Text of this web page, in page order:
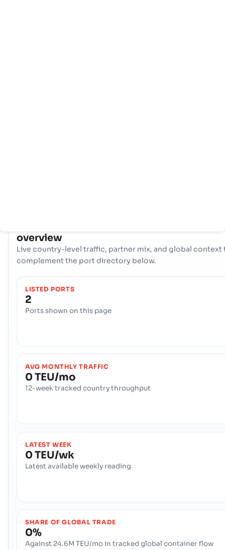
overview
Live country-level traffic, partner mix, and global context
complement the port directory below.
LISTED PORTS
2
Ports shown on this page
AVG MONTHLY TRAFFIC
0 TEU/mo
12-week tracked country throughput
LATEST WEEK
0 TEU/wk
Latest available weekly reading
SHARE OF GLOBAL TRADE
0%
Against 24.6M TEU/mo in tracked global container flow